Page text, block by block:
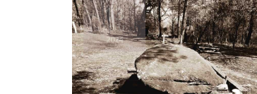
13
AOÛT
2024